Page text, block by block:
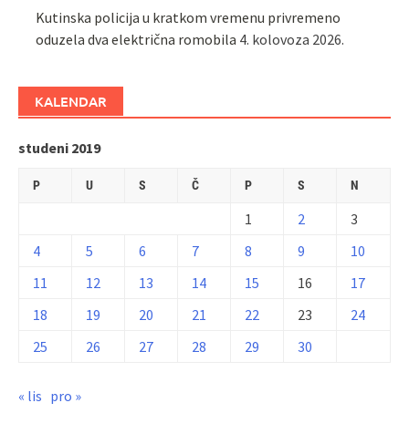
Kutinska policija u kratkom vremenu privremeno
oduzela dva električna romobila 4. kolovoza 2026.
KALENDAR
studeni 2019
P U S Č P S N
1 2
3
4
5 6 7 8 9
10
11
12 13 14 15 16
17
18
19 20 21 22 23
24
25
26 27 28 29 30
« lis pro »